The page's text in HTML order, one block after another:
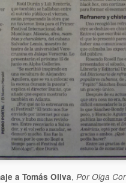
a Tomás Oliva, Por Olga